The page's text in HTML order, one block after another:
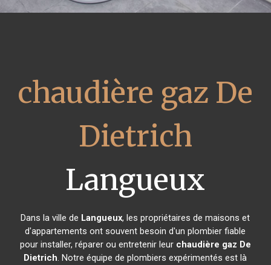
chaudière gaz De
Dietrich
Langueux
Dans la ville de Langueux, les propriétaires de maisons et
d'appartements ont souvent besoin d'un plombier fiable
pour installer, réparer ou entretenir leur chaudière gaz De
Dietrich. Notre équipe de plombiers expérimentés est là